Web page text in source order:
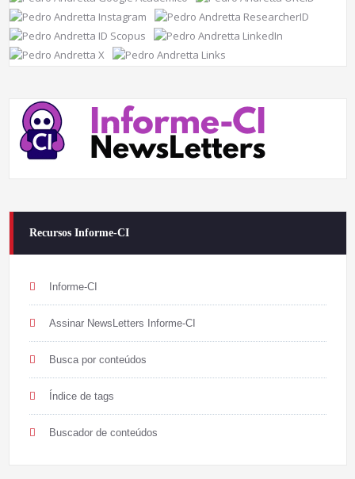
Recursos Informe-CI
Informe-CI
Assinar NewsLetters Informe-CI
Busca por conteúdos
Índice de tags
Buscador de conteúdos